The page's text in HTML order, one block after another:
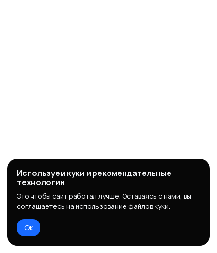
Используем куки и рекомендательные
технологии
Это чтобы сайт работал лучше. Оставаясь с нами, вы
соглашаетесь на использование файлов куки.
Ок